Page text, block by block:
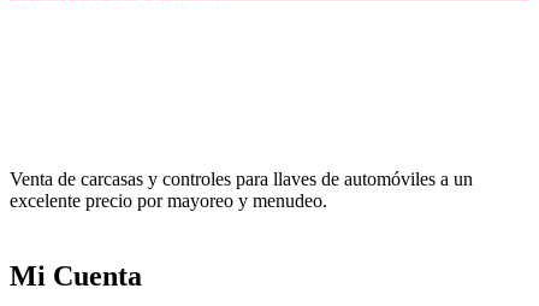
Venta de carcasas y controles para llaves de automóviles a un
excelente precio por mayoreo y menudeo.
Mi Cuenta